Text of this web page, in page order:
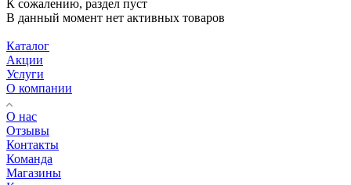
К сожалению, раздел пуст
В данный момент нет активных товаров
Каталог
Акции
Услуги
О компании
О нас
Отзывы
Контакты
Команда
Магазины